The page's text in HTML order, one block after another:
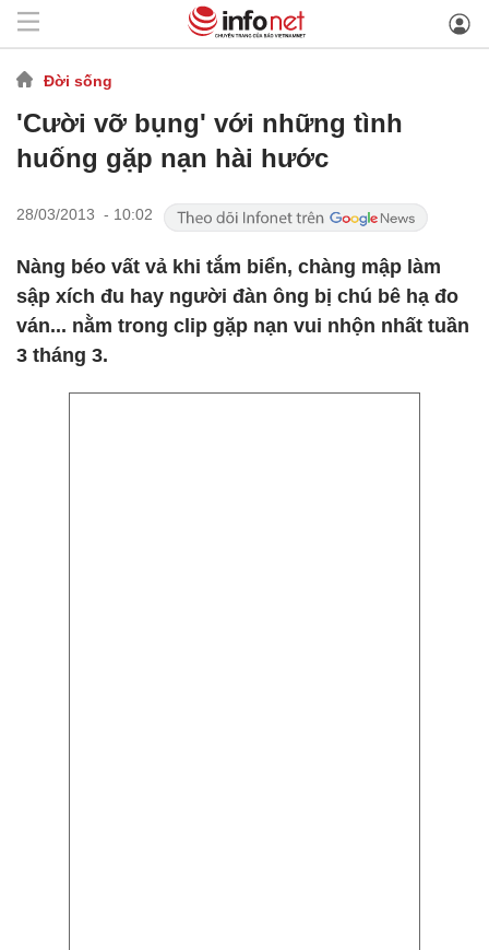
Đời sống
'Cười vỡ bụng' với những tình
huống gặp nạn hài hước
28/03/2013 - 10:02
Nàng béo vất vả khi tắm biển, chàng mập làm
sập xích đu hay người đàn ông bị chú bê hạ đo
ván... nằm trong clip gặp nạn vui nhộn nhất tuần
3 tháng 3.